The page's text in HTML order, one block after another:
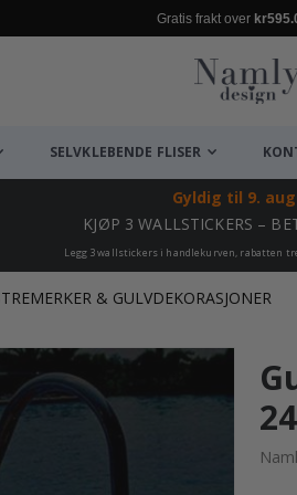
Gratis frakt over
SELVKLEBENDE FLISER
Gyldig til 9.
KJØP 3 WALLSTICKERS –
Legg 3 wallstickers i handlekurven, rabatten
& GULVDEKORASJONER